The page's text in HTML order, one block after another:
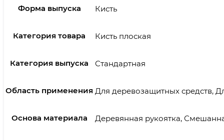
Форма выпуска Кисть
Категория товара Кисть плоская
Категория выпуска Стандартная
Область применения Для деревозащитных средств,
Основа материала Деревянная рукоятка,